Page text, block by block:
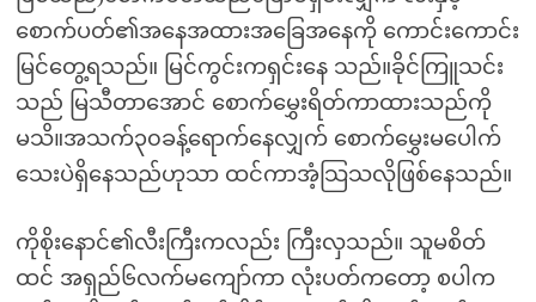
စောက်ပတ်၏အနေအထားအခြေအနေကို ကောင်းကောင်း
မြင်တွေ့ရသည်။ မြင်ကွင်းကရှင်းနေ သည်။ခိုင်ကြူသင်း
သည် မြသီတာအောင် စောက်မွှေးရိတ်ကာထားသည်ကို
မသိ။အသက်၃၀ခန့်ရောက်နေလျှက် စောက်မွှေးမပေါက်
သေးပဲရှိနေသည်ဟုသာ ထင်ကာအံ့သြသလိုဖြစ်နေသည်။
ကိုစိုးနောင်၏လီးကြီးကလည်း ကြီးလှသည်။ သူမစိတ်
ထင် အရှည်၆လက်မကျော်ကာ လုံးပတ်ကတော့ စပါက